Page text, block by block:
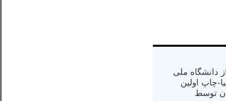
از دانشگاه ملی
در کالیفرنیا-چاپ اولین
در سال ۱۳۸۴ در ایران توسط